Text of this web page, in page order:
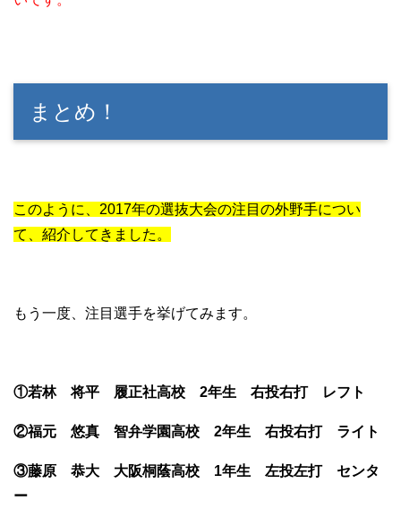
まとめ！
このように、2017年の選抜大会の注目の外野手につい
て、紹介してきました。
もう一度、注目選手を挙げてみます。
①若林 将平 履正社高校 2年生 右投右打 レフト
②福元 悠真 智弁学園高校 2年生 右投右打 ライト
③藤原 恭大 大阪桐蔭高校 1年生 左投左打 センタ
ー